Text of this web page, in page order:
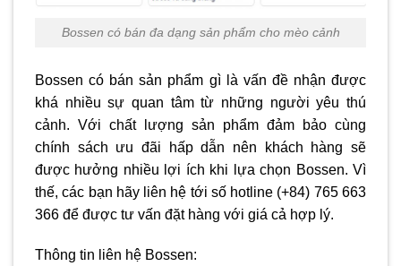
Bossen có bán đa dạng sản phẩm cho mèo cảnh
Bossen có bán sản phẩm gì là vấn đề nhận được
khá nhiều sự quan tâm từ những người yêu thú
cảnh. Với chất lượng sản phẩm đảm bảo cùng
chính sách ưu đãi hấp dẫn nên khách hàng sẽ
được hưởng nhiều lợi ích khi lựa chọn Bossen. Vì
thế, các bạn hãy liên hệ tới số hotline (+84) 765 663
366 để được tư vấn đặt hàng với giá cả hợp lý.
Thông tin liên hệ Bossen: